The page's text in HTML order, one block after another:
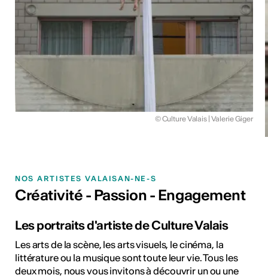
© Culture Valais | Valerie Giger
NOS ARTISTES VALAISAN-NE-S
Créativité - Passion - Engagement
Les portraits d'artiste de Culture Valais
Les arts de la scène, les arts visuels, le cinéma, la
littérature ou la musique sont toute leur vie. Tous les
deux mois, nous vous invitons à découvrir un ou une